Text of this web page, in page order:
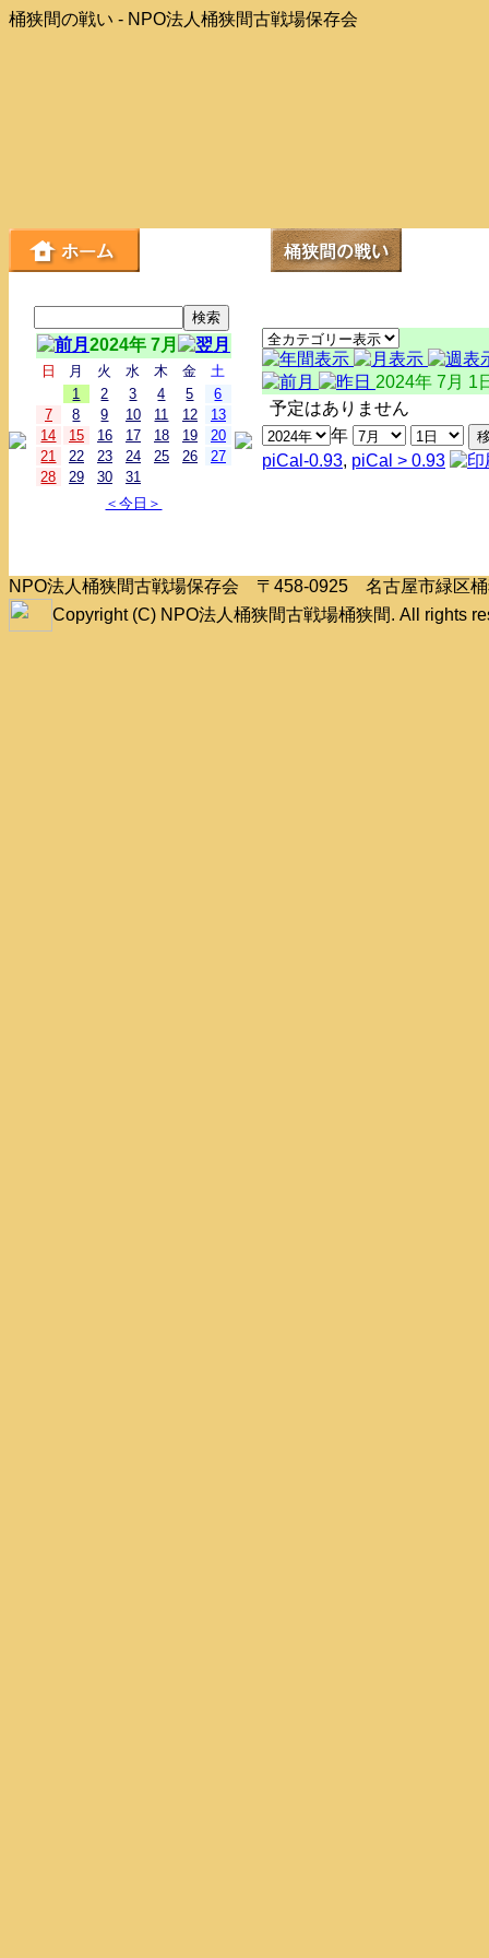
桶狭間の戦い - NPO法人桶狭間古戦場保存会
2024年 7月
日 月 火 水 木 金
土
1
2 3 4 5
6
7
8 9 10 11 12
13
14
15 16 17 18 19
20
21
22 23 24 25 26
27
28
29 30
31
＜今日＞
2024年 7月 1
予定はありません
年
piCal-0.93, piCal > 0.93
NPO法人桶狭間古戦場保存会 〒458-0925 名古屋市緑区
Copyright (C) NPO法人桶狭間古戦場桶狭間. All rights